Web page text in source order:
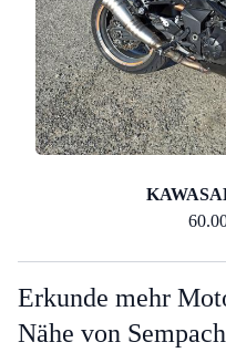
Erkunde mehr
Nähe von Sempach